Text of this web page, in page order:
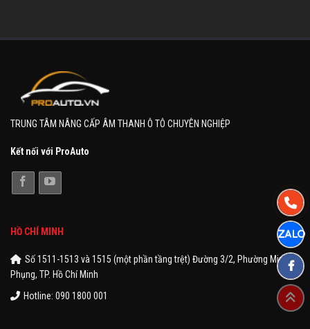
TRUNG TÂM NÂNG CẤP ÂM THANH Ô TÔ CHUYÊN NGHIỆP
Kết nối với ProAuto
HỒ CHÍ MINH
Số 1511-1513 và 1515 (một phần tầng trệt) Đường 3/2, Phường Minh
Phụng, TP. Hồ Chí Minh
Hotline: 090 1800 001